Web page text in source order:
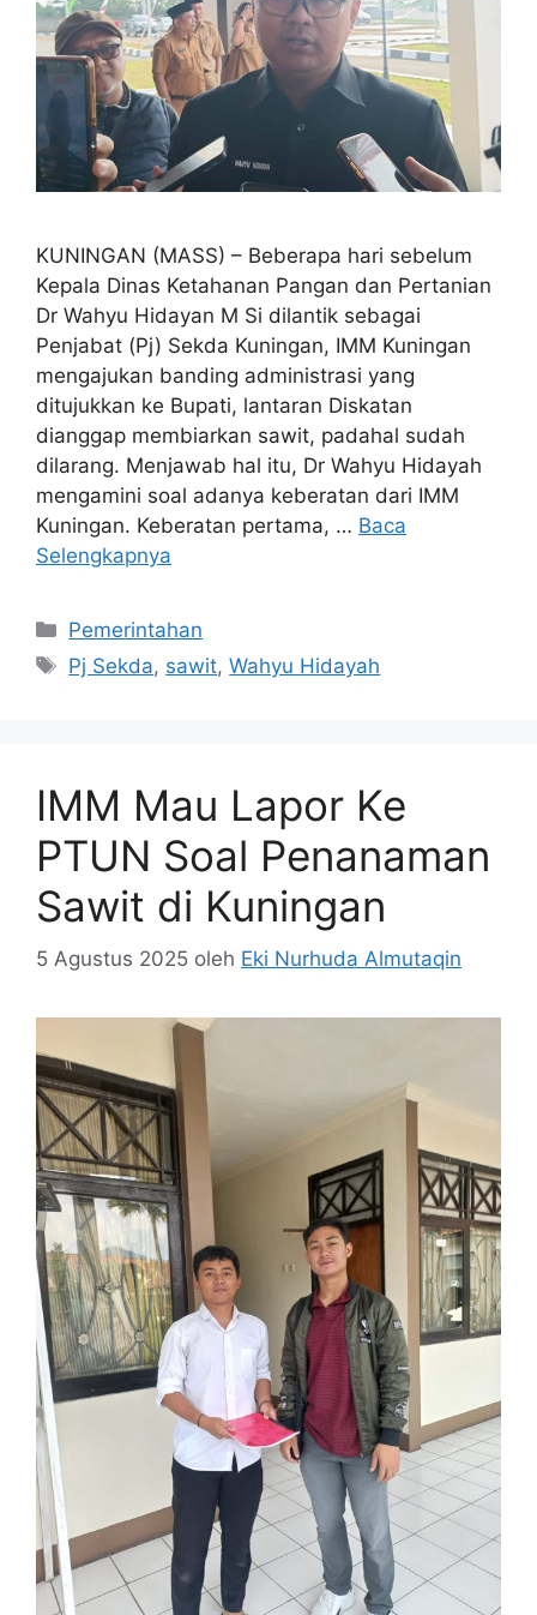
KUNINGAN (MASS) – Beberapa hari sebelum
Kepala Dinas Ketahanan Pangan dan Pertanian
Dr Wahyu Hidayan M Si dilantik sebagai
Penjabat (Pj) Sekda Kuningan, IMM Kuningan
mengajukan banding administrasi yang
ditujukkan ke Bupati, lantaran Diskatan
dianggap membiarkan sawit, padahal sudah
dilarang. Menjawab hal itu, Dr Wahyu Hidayah
mengamini soal adanya keberatan dari IMM
Kuningan. Keberatan pertama, … Baca
Selengkapnya
Kategori
Pemerintahan
Tag
Pj Sekda, sawit,Wahyu Hidayah
IMM Mau Lapor Ke
PTUN Soal Penanaman
Sawit di Kuningan
5 Agustus 2025 oleh Eki Nurhuda Almutaqin